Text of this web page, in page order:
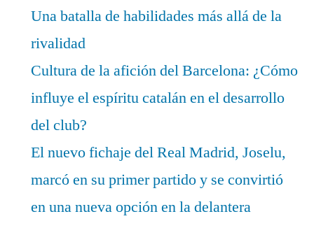
Una batalla de habilidades más allá de la
rivalidad
Cultura de la afición del Barcelona: ¿Cómo
influye el espíritu catalán en el desarrollo
del club?
El nuevo fichaje del Real Madrid, Joselu,
marcó en su primer partido y se convirtió
en una nueva opción en la delantera